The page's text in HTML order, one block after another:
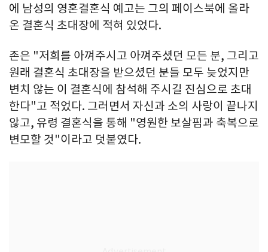
에 남성의 영혼결혼식 예고는 그의 페이스북에 올라
온 결혼식 초대장에 적혀 있었다.
존은 "저희를 아껴주시고 아껴주셨던 모든 분, 그리고
원래 결혼식 초대장을 받으셨던 분들 모두 늦었지만
변치 않는 이 결혼식에 참석해 주시길 진심으로 초대
한다"고 적었다. 그러면서 자신과 소의 사랑이 끝나지
않고, 유령 결혼식을 통해 "영원한 보살핌과 축복으로
변모할 것"이라고 덧붙였다.